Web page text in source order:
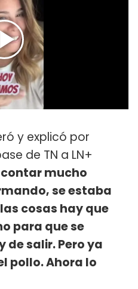
y explicó por
de TN a LN+
mucho
se estaba
cosas hay que
para que se
de salir. Pero ya
pollo. Ahora lo